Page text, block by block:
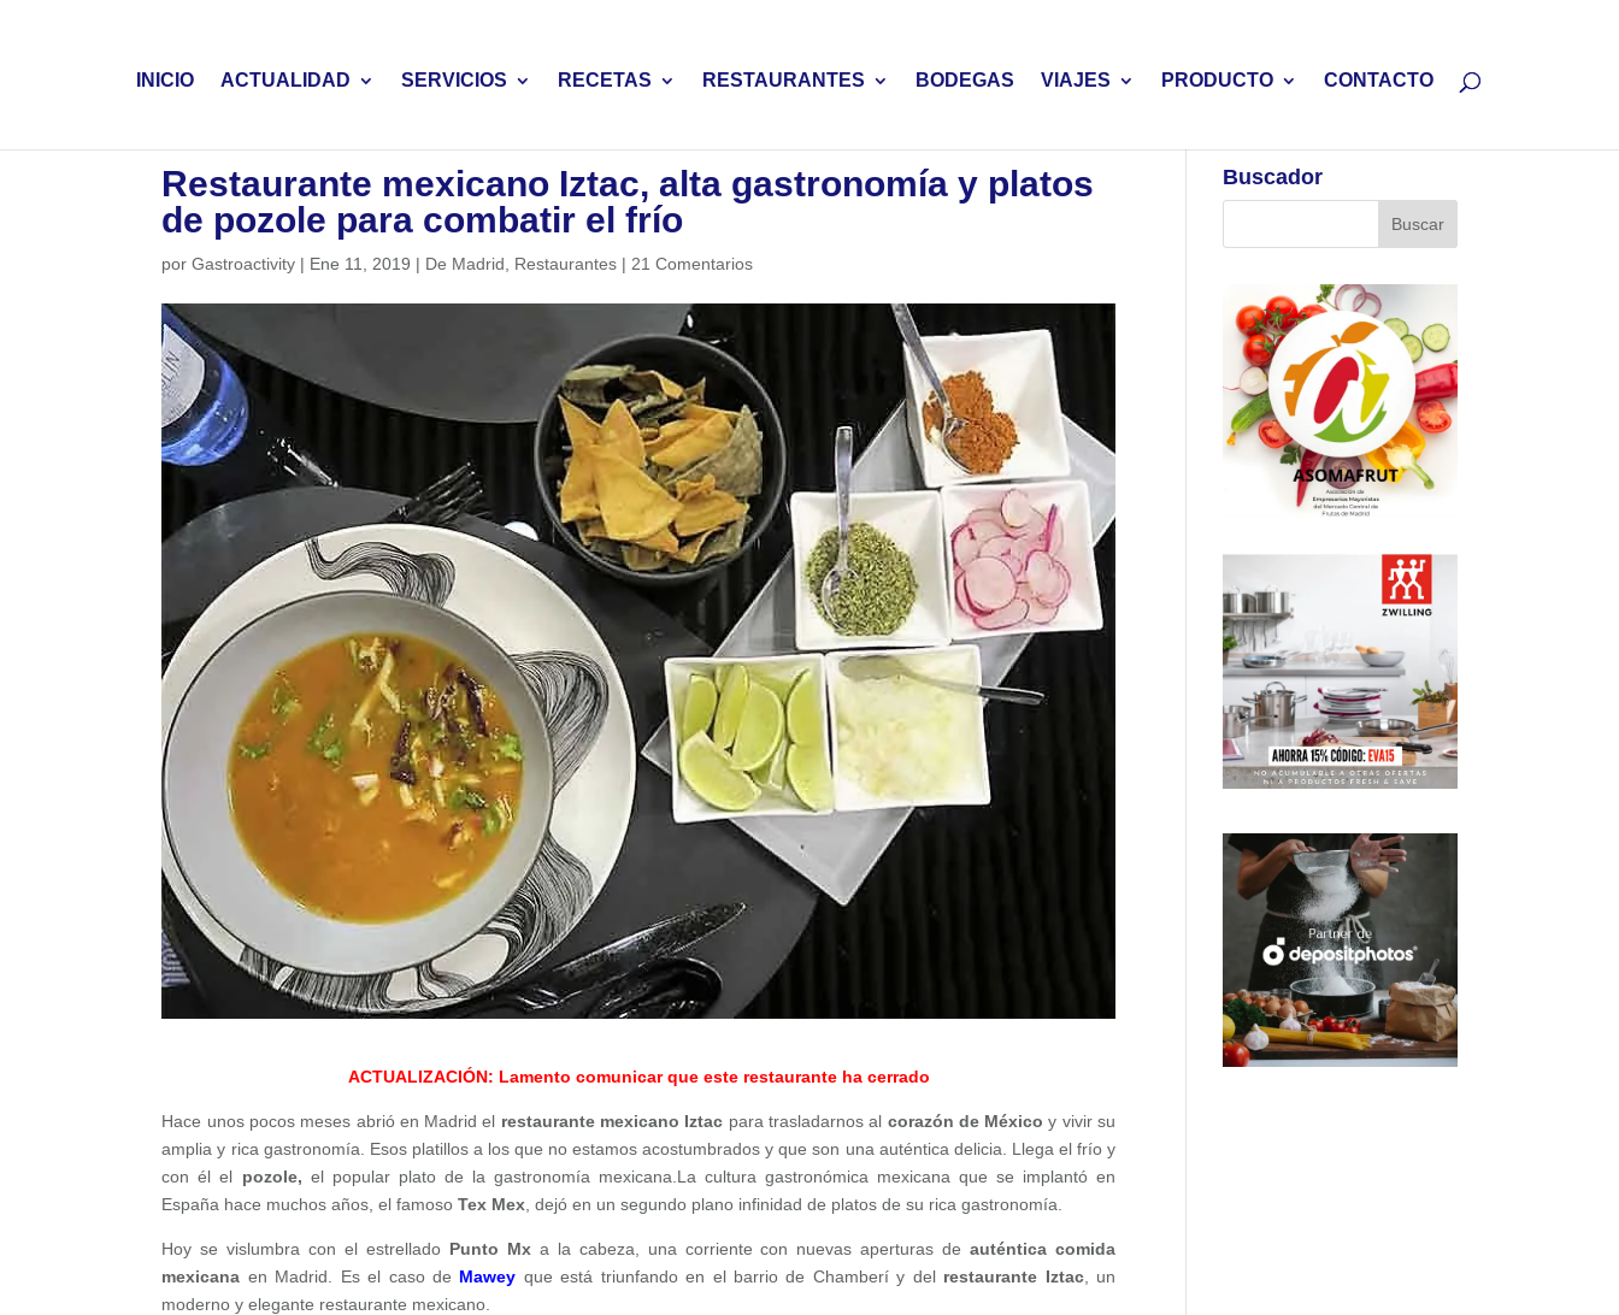
INICIO ACTUALIDAD SERVICIOS RECETAS RESTAURANTES BODEGAS VIAJES PRODUCTO CONTACTO
Restaurante mexicano Iztac, alta gastronomía y platos
de pozole para combatir el frío
porGastroactivity | Ene 11, 2019 | De Madrid Restaurantes | 21 Comentarios
ACTUALIZACIÓN: Lamento comunicar que este restaurante ha cerrado
Hace unos pocos meses abrió en Madrid el restaurante mexicano Iztac para trasladarnos al corazón de México y vivir su
amplia y rica gastronomía. Esos platillos a los que no estamos acostumbrados y que son una auténtica delicia. Llega el frío y
con él el pozole, el popular plato de la gastronomía mexicana. La cultura gastronómica mexicana que se implantó en
España hace muchos años, el famosoTex Mex , dejó en un segundo plano infinidad de platos de su rica gastronomía.
Hoy se vislumbra con el estrellado Punto Mxa la cabeza, una corriente con nuevas aperturas deauténtica comida
mexicana en Madrid. Es el caso de Mawey que está triunfando en el barrio de Chamberí y del restaurante Iztac, un
moderno y elegante restaurante mexicano.
Buscador